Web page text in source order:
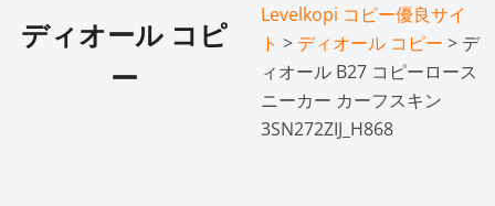
ディオール コピ
ー
Levelkopi コピー優良サイ
ト > ディオール コピー > デ
ィオール B27 コピーロース
ニーカー カーフスキン
3SN272ZIJ_H868